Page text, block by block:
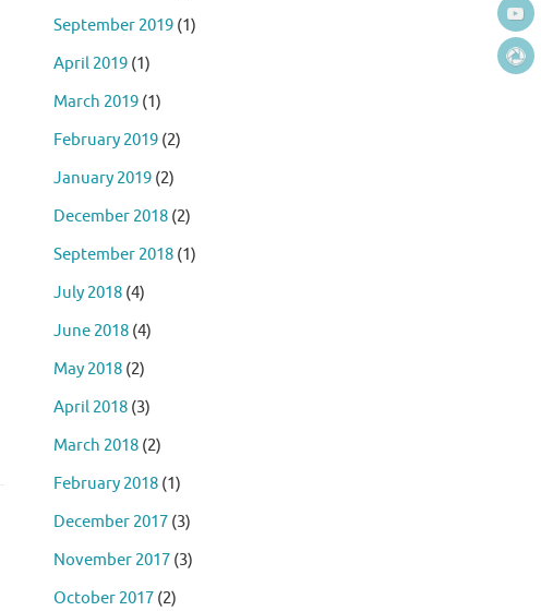
September 2019 (1)
April 2019 (1)
March 2019 (1)
February 2019 (2)
January 2019 (2)
December 2018 (2)
September 2018 (1)
July 2018 (4)
June 2018 (4)
May 2018 (2)
April 2018 (3)
March 2018 (2)
February 2018 (1)
December 2017 (3)
November 2017 (3)
October 2017 (2)